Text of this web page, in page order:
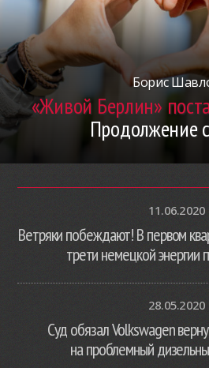
Борис
«Живой Берлин»
Продолжение
11.06.2020
Ветряки побеждают! В первом
трети немецкой энергии
28.05.2020
Суд обязал Volkswagen
на проблемный